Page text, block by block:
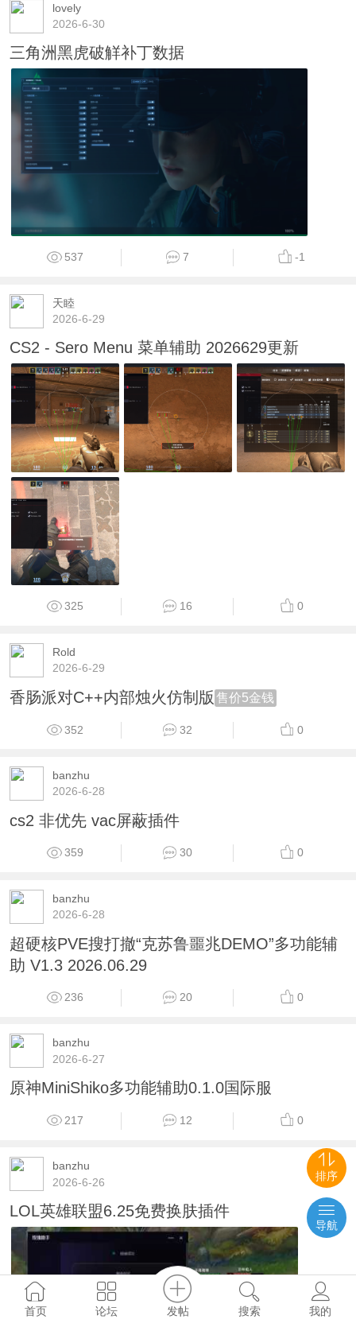
lovely
2026-6-30
三角洲黑虎破觧补丁数据
537 7 -1
天睦
2026-6-29
CS2 - Sero Menu 菜单辅助 2026629更新
325 16 0
Rold
2026-6-29
香肠派对C++内部烛火仿制版 售价5金钱
352 32 0
banzhu
2026-6-28
cs2 非优先 vac屏蔽插件
359 30 0
banzhu
2026-6-28
超硬核PVE搜打撤“克苏鲁噩兆DEMO”多功能辅
助 V1.3 2026.06.29
236 20 0
banzhu
2026-6-27
原神MiniShiko多功能辅助0.1.0国际服
217 12 0
banzhu
2026-6-26
LOL英雄联盟6.25免费换肤插件
首页 论坛 发帖 搜索 我的
排序
导航